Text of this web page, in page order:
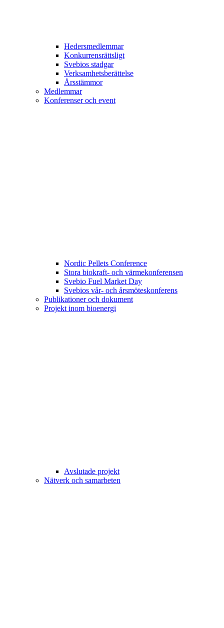
Hedersmedlemmar
Konkurrensrättsligt
Svebios stadgar
Verksamhetsberättelse
Årsstämmor
Medlemmar
Konferenser och event
Nordic Pellets Conference
Stora biokraft- och värmekonferensen
Svebio Fuel Market Day
Svebios vår- och årsmöteskonferens
Publikationer och dokument
Projekt inom bioenergi
Avslutade projekt
Nätverk och samarbeten